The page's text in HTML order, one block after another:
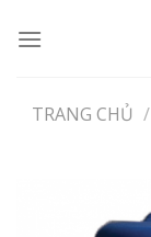
TRANG CHỦ /